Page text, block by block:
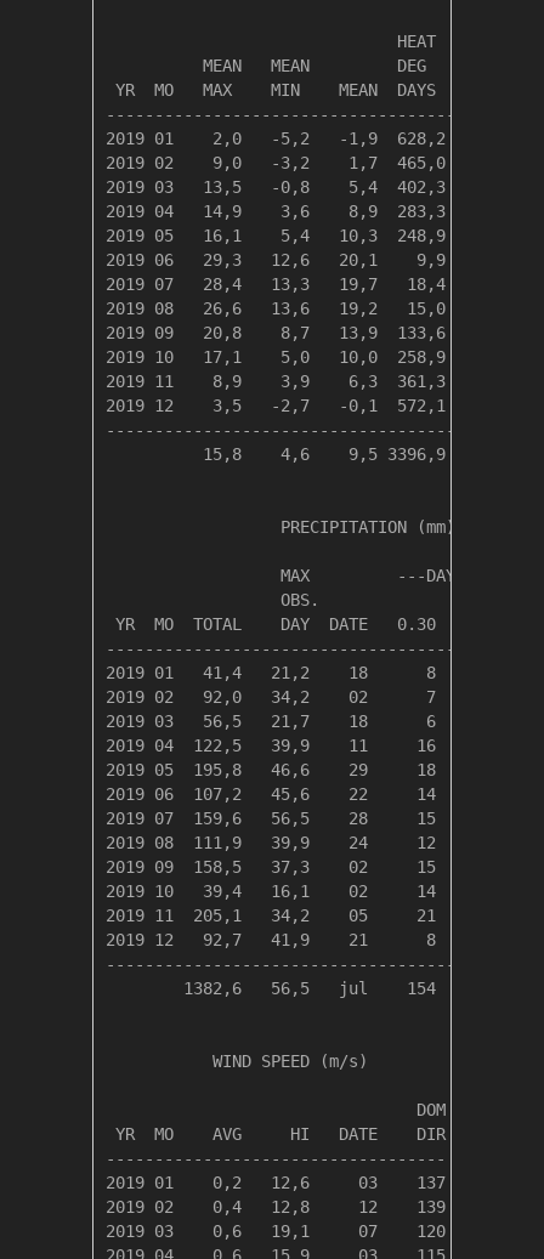
HEAT    COOL
MEAN   MEAN         DEG     DEG
YR  MO   MAX    MIN    MEAN  DAYS
2019 01    2,0   -5,2   -1,9  628,2
2019 02    9,0   -3,2    1,7  465,0
2019 03   13,5   -0,8    5,4  402,3
2019 04   14,9    3,6    8,9  283,3
2019 05   16,1    5,4   10,3  248,9
2019 06   29,3   12,6   20,1    9,9
2019 07   28,4   13,3   19,7   18,4
2019 08   26,6   13,6   19,2   15,0
2019 09   20,8    8,7   13,9  133,6
2019 10   17,1    5,0   10,0  258,9
2019 11    8,9    3,9    6,3  361,3
2019 12    3,5   -2,7   -0,1  572,1
15,8    4,6    9,5 3396,9  165,6
                  PRECIPITATION (mm)
MAX         ---DAYS OF
                  OBS.               OVER
YR  MO  TOTAL    DAY  DATE   0.30   3.00
2019 01   41,4   21,2    18      8      2
2019 02   92,0   34,2    02      7      4
2019 03   56,5   21,7    18      6      3
2019 04  122,5   39,9    11     16      7
2019 05  195,8   46,6    29     18     12
2019 06  107,2   45,6    22     14      7
2019 07  159,6   56,5    28     15      9
2019 08  111,9   39,9    24     12      8
2019 09  158,5   37,3    02     15     10
2019 10   39,4   16,1    02     14      4
2019 11  205,1   34,2    05     21     13
2019 12   92,7   41,9    21      8      5
1382,6   56,5   jul    154     84
           WIND SPEED (m/s)
                                DOM
YR  MO    AVG     HI   DATE    DIR
-----------------------------------
2019 01    0,2   12,6     03    137
2019 02    0,4   12,8     12    139
2019 03    0,6   19,1     07    120